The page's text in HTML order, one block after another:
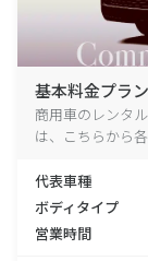
基本料金プラン
商用車のレンタ
は、こちらから
代表車種
ボディタイプ
営業時間